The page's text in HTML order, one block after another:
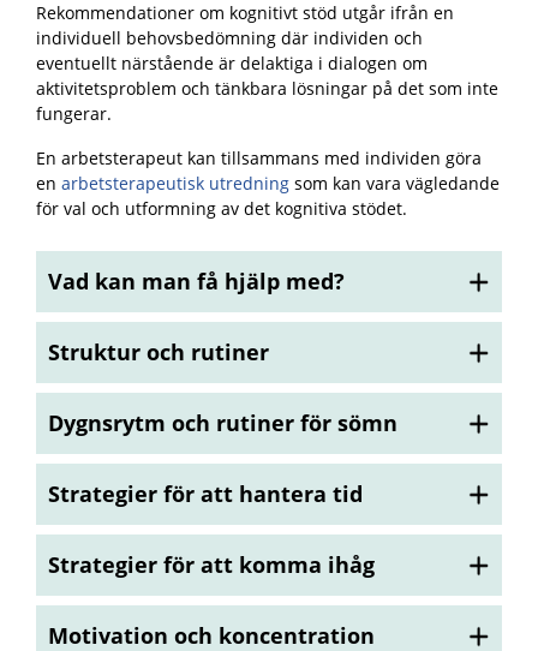
Rekommendationer om kognitivt stöd utgår ifrån en
individuell behovsbedömning där individen och
eventuellt närstående är delaktiga i dialogen om
aktivitetsproblem och tänkbara lösningar på det som inte
fungerar.
En arbetsterapeut kan tillsammans med individen göra
en arbetsterapeutisk utredning som kan vara vägledande
för val och utformning av det kognitiva stödet.
Vad kan man få hjälp med?
Struktur och rutiner
Dygnsrytm och rutiner för sömn
Strategier för att hantera tid
Strategier för att komma ihåg
Motivation och koncentration